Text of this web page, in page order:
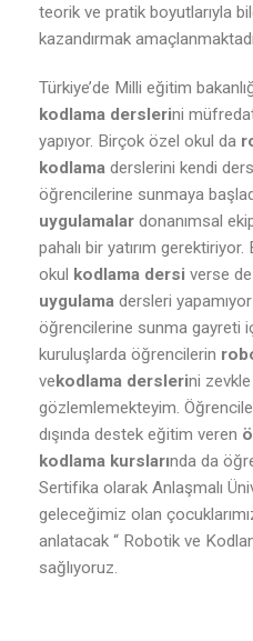
teorik ve pratik boyutlarıyla
kazandırmak
Türkiye’de Milli eğitim
kodlama derslerini
yapıyor. Birçok özel okul da
kodlama derslerini kendi
öğrencilerine sunmaya
uygulamalar donanımsal
pahalı bir yatırım
okul kodlama dersi verse
uygulama dersleri
öğrencilerine sunma gayreti
kuruluşlarda öğrencilerin
vekodlama derslerini
gözlemlemekteyim.
dışında destek eğitim veren
kodlama kurslarında da
Sertifika olarak Anlaşmalı
geleceğimiz olan
anlatacak “ Robotik ve
sağlıyoruz.